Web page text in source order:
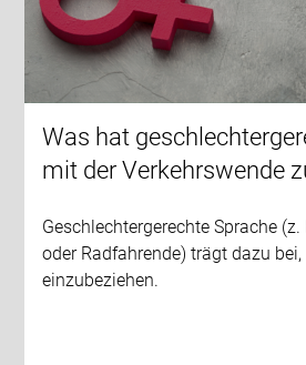
Was hat
mit der Verkehrswende
Geschlechtergerechte Sprache
oder Radfahrende) trägt dazu
einzubeziehen.